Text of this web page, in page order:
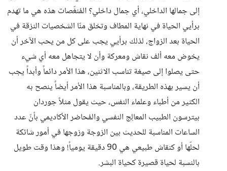
إلى جمالها الداخلي، أي جمال داخلي؟ المُنغّصات هذه هي ما تهدم
برأيي الحياة في نهاية المطاف وتخلق منّا الشخصيات النزقة في
الحياة بعد الزواج، لذلك برأيي يجب على كل من يحب الآخر أن
يخوض معه ألف نقاش ومعركة وأن لا يتجاهل معه أي شيء
حتى يصلوا إلى صيغة تناسب الاثنين، هذا الأمر دائماً وأبداً يجب
أن يسير بهذه الطريقة، وبالمناسبة هذا الأمر أيضاً ينصح به
الكثير من أطباء وعلماء النفس، حيث يقول مثلاً جوردان
بيترسون الطبيب المعالِج النفسي والمُحاضر الأكاديمي بأنّ عدد
الساعات المناسبة للحديث بين الزوجة وزوجها في أمور شائكة
لحلّها أو كنقاش طبيعي هي 90 دقيقة يومياً! وهذا وقت طويل
بالنسبة لحياة قصيرة كحياة البشر.